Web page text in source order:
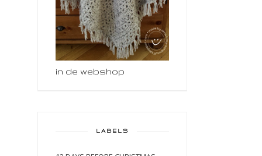
in de webshop
LABELS